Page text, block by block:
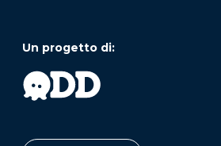
Un progetto di: